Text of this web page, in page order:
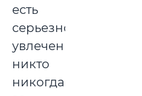
есть
серьезного
увлечения
никто
никогда